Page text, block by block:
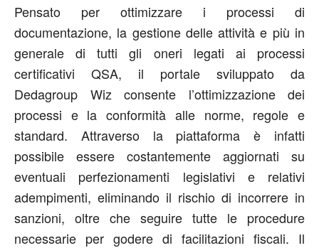
Pensato per ottimizzare i processi di
documentazione, la gestione delle attività e più in
generale di tutti gli oneri legati ai processi
certificativi QSA, il portale sviluppato da
Dedagroup Wiz consente l’ottimizzazione dei
processi e la conformità alle norme, regole e
standard. Attraverso la piattaforma è infatti
possibile essere costantemente aggiornati su
eventuali perfezionamenti legislativi e relativi
adempimenti, eliminando il rischio di incorrere in
sanzioni, oltre che seguire tutte le procedure
necessarie per godere di facilitazioni fiscali. Il